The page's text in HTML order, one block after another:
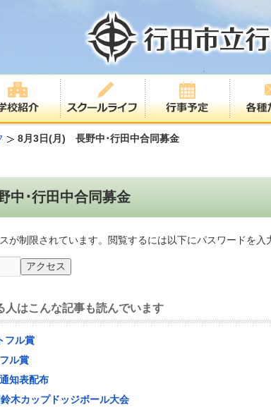
8月3日(月) 長野中･行田中合同募金
･行田中合同募金
が制限されています。閲覧するには以下にパスワードを入
人はこんな記事も読んでいます
フル賞
ル賞
知表配布
木カップドッジボール大会